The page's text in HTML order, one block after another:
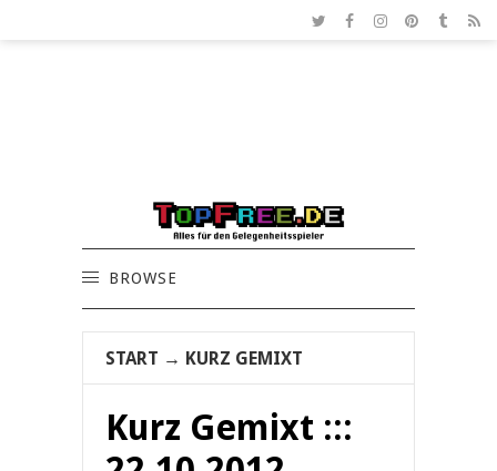
BROWSE
START → KURZ GEMIXT
Kurz Gemixt :::